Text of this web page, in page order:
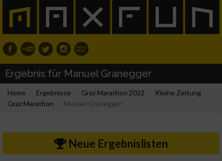
Ergebnis für Manuel Granegger
Home Ergebnisse Graz Marathon 2022
Kleine Zeitung
Graz Marathon
Manuel Granegger
Neue Ergebnislisten